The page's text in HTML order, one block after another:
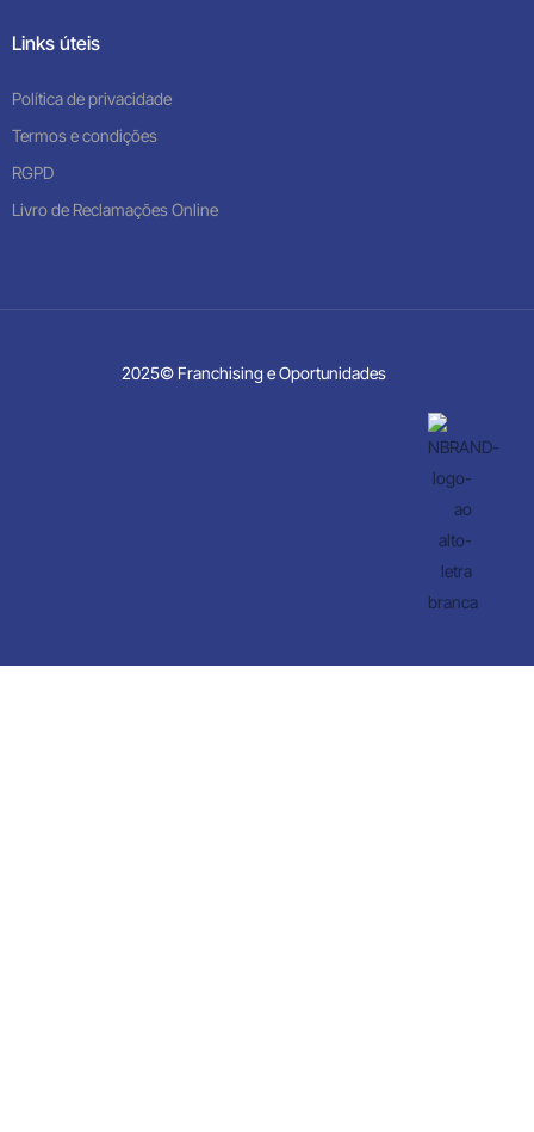
Links úteis
Política de privacidade
Termos e condições
RGPD
Livro de Reclamações Online
2025© Franchising e Oportunidades